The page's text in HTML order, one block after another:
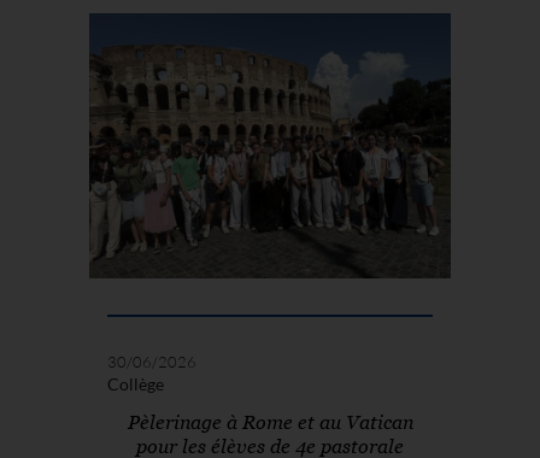
30/06/2026
Collège
Pèlerinage à Rome et au Vatican
pour les élèves de 4e pastorale